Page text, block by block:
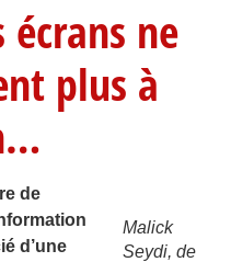
ne
plus à
Malick
Seydi, de
de
d’une